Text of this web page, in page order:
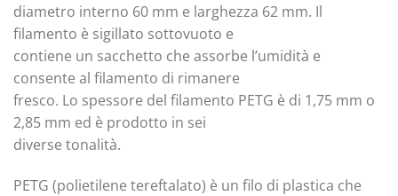
diametro interno 60 mm e larghezza 62 mm. Il
filamento è sigillato sottovuoto e
contiene un sacchetto che assorbe l’umidità e
consente al filamento di rimanere
fresco. Lo spessore del filamento PETG è di 1,75 mm o
2,85 mm ed è prodotto in sei
diverse tonalità.
PETG (polietilene tereftalato) è un filo di plastica che